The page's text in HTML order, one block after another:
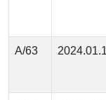
А/63